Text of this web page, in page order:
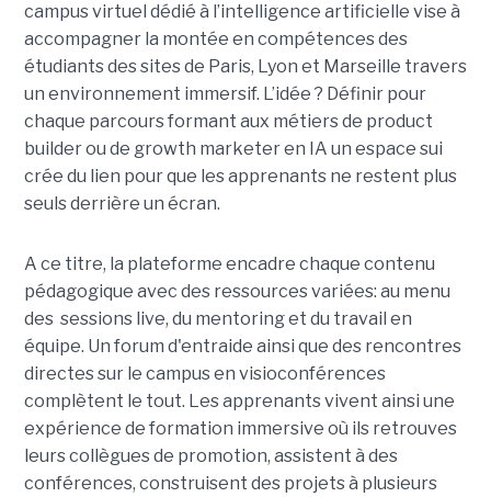
campus virtuel dédié à l’intelligence artificielle vise à
accompagner la montée en compétences des
étudiants des sites de Paris, Lyon et Marseille travers
un environnement immersif. L’idée ? Définir pour
chaque parcours formant aux métiers de product
builder ou de growth marketer en IA un espace sui
crée du lien pour que les apprenants ne restent plus
seuls derrière un écran.
A ce titre, la plateforme encadre chaque contenu
pédagogique avec des ressources variées: au menu
des sessions live, du mentoring et du travail en
équipe. Un forum d'entraide ainsi que des rencontres
directes sur le campus en visioconférences
complètent le tout. Les apprenants vivent ainsi une
expérience de formation immersive où ils retrouves
leurs collègues de promotion, assistent à des
conférences, construisent des projets à plusieurs